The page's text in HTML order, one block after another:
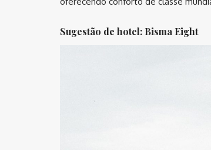
Sugestão de hotel: Bisma Eight